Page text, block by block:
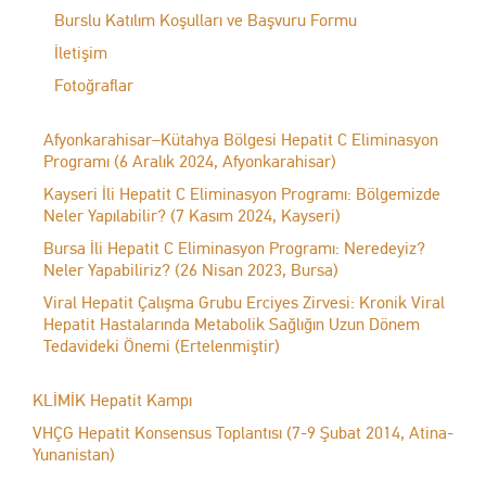
Burslu Katılım Koşulları ve Başvuru Formu
İletişim
Fotoğraflar
Afyonkarahisar–Kütahya Bölgesi Hepatit C Eliminasyon
Programı (6 Aralık 2024, Afyonkarahisar)
Kayseri İli Hepatit C Eliminasyon Programı: Bölgemizde
Neler Yapılabilir? (7 Kasım 2024, Kayseri)
Bursa İli Hepatit C Eliminasyon Programı: Neredeyiz?
Neler Yapabiliriz? (26 Nisan 2023, Bursa)
Viral Hepatit Çalışma Grubu Erciyes Zirvesi: Kronik Viral
Hepatit Hastalarında Metabolik Sağlığın Uzun Dönem
Tedavideki Önemi (Ertelenmiştir)
KLİMİK Hepatit Kampı
VHÇG Hepatit Konsensus Toplantısı (7-9 Şubat 2014, Atina-
Yunanistan)